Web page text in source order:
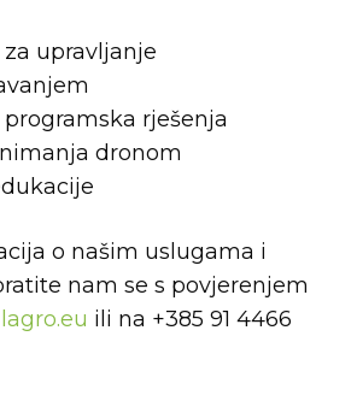
za upravljanje
programska rješenja
dronom
o našim uslugama i
nam se s povjerenjem
ili na +385 91 4466